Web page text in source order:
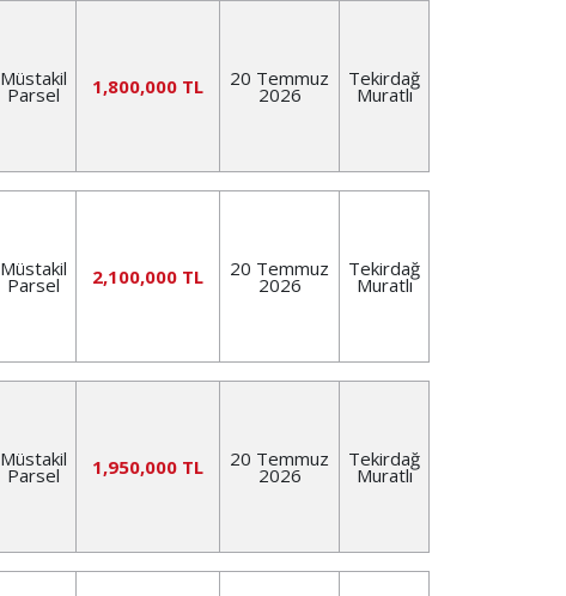
Müstakil
Parsel 1,800,000 TL 20 Temmuz
2026
Tekirdağ
Muratlı
Müstakil
Parsel 2,100,000 TL 20 Temmuz
2026
Tekirdağ
Muratlı
Müstakil
Parsel 1,950,000 TL 20 Temmuz
2026
Tekirdağ
Muratlı